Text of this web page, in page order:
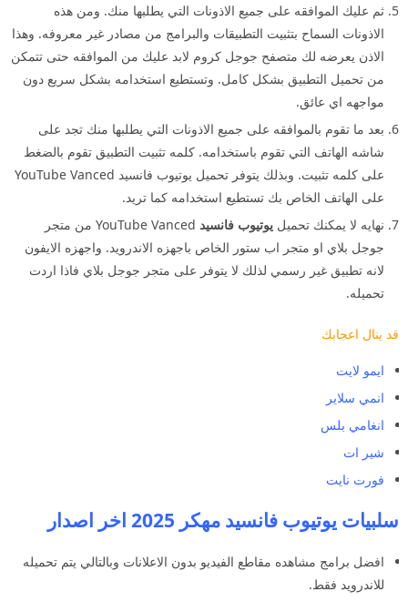
ثم عليك الموافقه على جميع الاذونات التي يطلبها منك. ومن هذه
الاذونات السماح بتثبيت التطبيقات والبرامج من مصادر غير معروفه. وهذا
الاذن يعرضه لك متصفح جوجل كروم لابد عليك من الموافقه حتى تتمكن
من تحميل التطبيق بشكل كامل. وتستطيع استخدامه بشكل سريع دون
مواجهه اي عائق.
بعد ما تقوم بالموافقه على جميع الاذونات التي يطلبها منك تجد على
شاشه الهاتف التي تقوم باستخدامه. كلمه تثبيت التطبيق تقوم بالضغط
على كلمه تثبيت. وبذلك يتوفر تحميل يوتيوب فانسيد YouTube Vanced
على الهاتف الخاص بك تستطيع استخدامه كما تريد.
نهايه لا يمكنك تحميل يوتيوب فانسيد
YouTube Vanced من متجر
جوجل بلاي او متجر اب ستور الخاص باجهزه الاندرويد. واجهزه الايفون
لانه تطبيق غير رسمي لذلك لا يتوفر على متجر جوجل بلاي فاذا اردت
تحميله.
قد ينال اعجابك
ايمو لايت
انمي سلاير
انغامي بلس
شير ات
فورت نايت
سلبيات يوتيوب فانسيد مهكر 2025 اخر اصدار
افضل برامج مشاهده مقاطع الفيديو بدون الاعلانات وبالتالي يتم تحميله
للاندرويد فقط.